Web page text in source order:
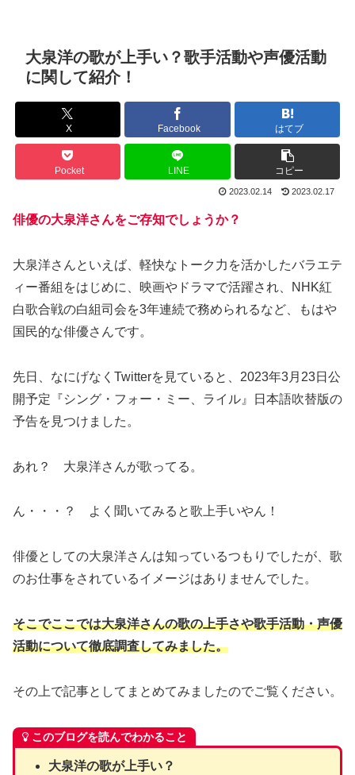
大泉洋の歌が上手い？歌手活動や声優活動
に関して紹介！
X Facebook はてブ
Pocket LINE コピー
2023.02.14 2023.02.17
俳優の大泉洋さんをご存知でしょうか？
大泉洋さんといえば、軽快なトーク力を活かしたバラエテ
ィー番組をはじめに、映画やドラマで活躍され、NHK紅
白歌合戦の白組司会を3年連続で務められるなど、もはや
国民的な俳優さんです。
先日、なにげなくTwitterを見ていると、2023年3月23日公
開予定『シング・フォー・ミー、ライル』日本語吹替版の
予告を見つけました。
あれ？ 大泉洋さんが歌ってる。
ん・・・？ よく聞いてみると歌上手いやん！
俳優としての大泉洋さんは知っているつもりでしたが、歌
のお仕事をされているイメージはありませんでした。
そこでここでは大泉洋さんの歌の上手さや歌手活動・声優
活動について徹底調査してみました。
その上で記事としてまとめてみましたのでご覧ください。
このブログを読んでわかること
大泉洋の歌が上手い？